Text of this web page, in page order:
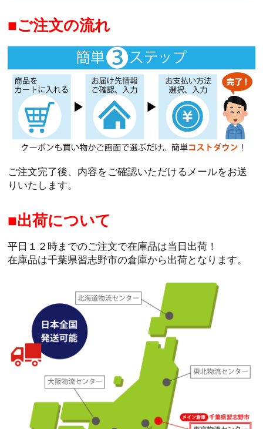
ご注文の流れ
ご注文完了後、内容をご確認いただけるメールをお送
りいたします。
出荷について
平日１２時までのご注文で在庫品は当日出荷！
在庫品は千葉県習志野市の倉庫から出荷となります。